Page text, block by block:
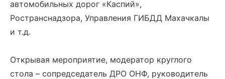
автомобильных дорог «Каспий»,
Ространснадзора, Управления ГИБДД Махачкалы
и т.д.
Открывая мероприятие, модератор круглого
стола – сопредседатель ДРО ОНФ, руководитель